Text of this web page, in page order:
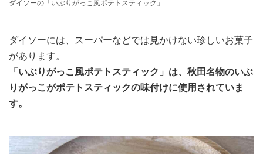
ダイソーの「いぶりがっこ風ポテトスティック」
ダイソーには、スーパーなどでは見かけない珍しいお菓子
があります。
「いぶりがっこ風ポテトスティック」は、秋田名物のいぶ
りがっこがポテトスティックの味付けに使用されていま
す。